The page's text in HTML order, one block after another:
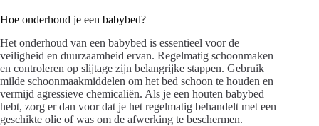
Hoe onderhoud je een babybed?
Het onderhoud van een babybed is essentieel voor de
veiligheid en duurzaamheid ervan. Regelmatig schoonmaken
en controleren op slijtage zijn belangrijke stappen. Gebruik
milde schoonmaakmiddelen om het bed schoon te houden en
vermijd agressieve chemicaliën. Als je een houten babybed
hebt, zorg er dan voor dat je het regelmatig behandelt met een
geschikte olie of was om de afwerking te beschermen.